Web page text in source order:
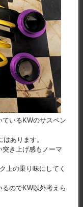
いるKWのサスペン
あります。
き上げ感もノーマ
上の乗り味にしてく
のでKW以外考えら